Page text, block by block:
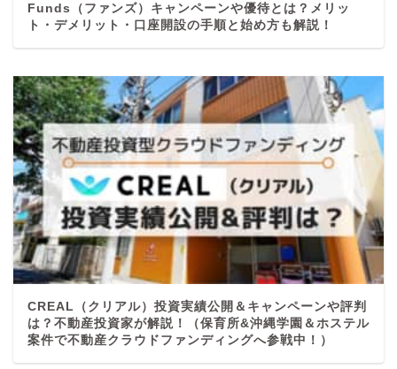
Funds（ファンズ）キャンペーンや優待とは？メリッ
ト・デメリット・口座開設の手順と始め方も解説！
CREAL（クリアル）投資実績公開＆キャンペーンや評判
は？不動産投資家が解説！（保育所&沖縄学園＆ホステル
案件で不動産クラウドファンディングへ参戦中！）